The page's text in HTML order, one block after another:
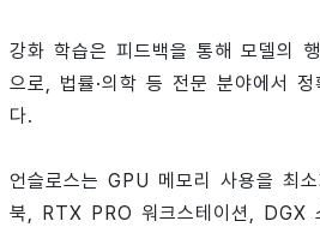
강화 학습은 피드백을 통해 모델의
으로, 법률·의학 등 전문 분야에서
다.
언슬로스는 GPU 메모리 사용을 최
북, RTX PRO 워크스테이션, DGX